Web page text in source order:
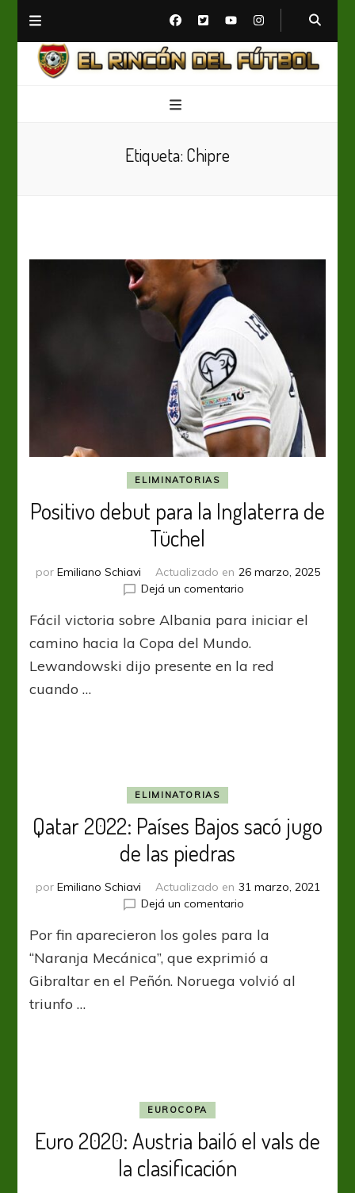
Etiqueta: Chipre
ELIMINATORIAS
Positivo debut para la Inglaterra de
Tüchel
por Emiliano Schiavi Actualizado en 26 marzo, 2025
Dejá un comentarioen
debut
para
Inglaterra
Fácil victoria sobre Albania para iniciar el
camino hacia la Copa del Mundo.
Lewandowski dijo presente en la red
cuando …
ELIMINATORIAS
Qatar 2022: Países Bajos sacó jugo
de las piedras
por Emiliano Schiavi Actualizado en 31 marzo, 2021
Dejá un comentarioen
2022:
Países
sacó
Por fin aparecieron los goles para la
“Naranja Mecánica”, que exprimió a
Gibraltar en el Peñón. Noruega volvió al
triunfo …
EUROCOPA
Euro 2020: Austria bailó el vals de
la clasificación